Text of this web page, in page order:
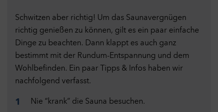
Schwitzen aber richtig! Um das Saunavergnügen
richtig genießen zu können, gilt es ein paar einfache
Dinge zu beachten. Dann klappt es auch ganz
bestimmt mit der Rundum-Entspannung und dem
Wohlbefinden. Ein paar Tipps & Infos haben wir
nachfolgend verfasst.
Nie “krank” die Sauna besuchen.
31
43
173
252
Mit diesen Cookies kann die Reichweite unseres eigenen
Angebots gemessen werden. Die Cookies ermöglichen es uns
unter anderem zu verfolgen, welche Website vor dem Zugriff
auf unsere Website besucht wurde und wie unsere Website
genutzt wurde. Diese Daten verwenden wir unter anderem zur
Optimierung unserer Website durch Auswertung der von uns
durchgeführten Kampagnen.
Marketing